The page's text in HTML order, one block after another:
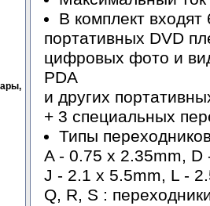
В комплект
портативных DVD
цифровых фото и
PDA
и других
+ 3 специальных
Типы
A - 0.75 x 2.35mm,
J - 2.1 x 5.5mm, L -
Q, R, S :